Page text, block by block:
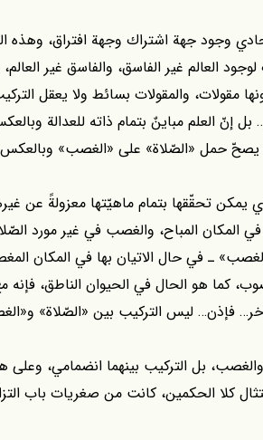
وجود جهة اشتراك وجهة افتراق، وهذه
العالم غير الفاسق، والفاسق غير العالم،
مقولات، والمقولات بسائط ولا يعقل
إنّ العلم مباينٌ بتمام ذاته للعدالة
يصحّ حمل «الصّلاة» على «الغصب»
يمكن تحقّقها بتمام ماهيّتها معزولةً عن
المكان المباح، والغصب في غير مورد
ـ في حال الاتيان بها في المكان
كما هو الحال في الحيوان الناطق، فإنه
فإذن… ليس التركيب بين «الصّلاة»
بل التركيب بينهما انضمامي، وعلى
كلا الحكمين، كانت من صغريات باب